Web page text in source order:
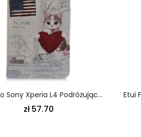
Etui Folio Sony Xperia L4 Podróżujący Kat Etui Ochronne
zł 57.70